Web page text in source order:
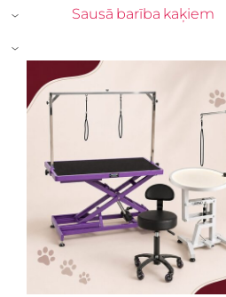
›
›
Sausā barība kaķiem